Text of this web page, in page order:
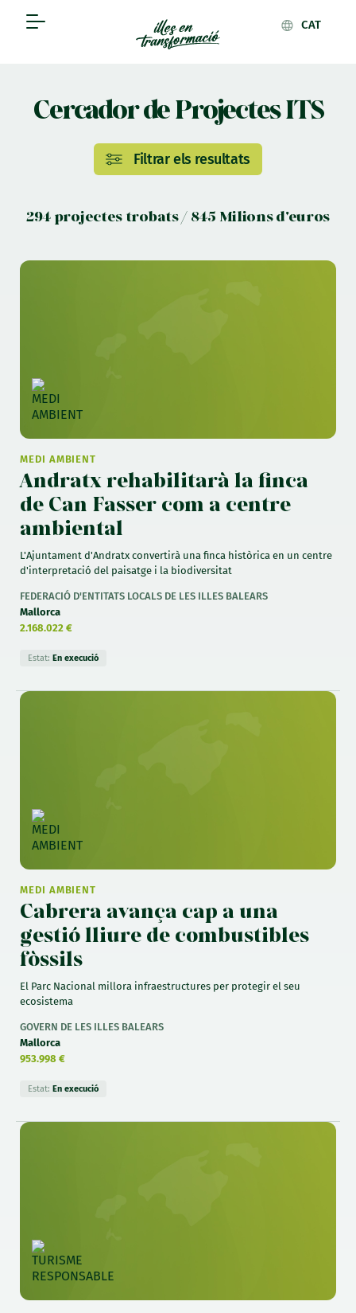
CAT
Cercador de Projectes ITS
Filtrar els resultats
294 projectes trobats / 845 Milions d'euros
MEDI AMBIENT
Andratx rehabilitarà la finca
de Can Fasser com a centre
ambiental
L'Ajuntament d'Andratx convertirà una finca històrica en un centre
d'interpretació del paisatge i la biodiversitat
FEDERACIÓ D'ENTITATS LOCALS DE LES ILLES BALEARS
Mallorca
2.168.022 €
Estat: En execució
MEDI AMBIENT
Cabrera avança cap a una
gestió lliure de combustibles
fòssils
El Parc Nacional millora infraestructures per protegir el seu
ecosistema
GOVERN DE LES ILLES BALEARS
Mallorca
953.998 €
Estat: En execució